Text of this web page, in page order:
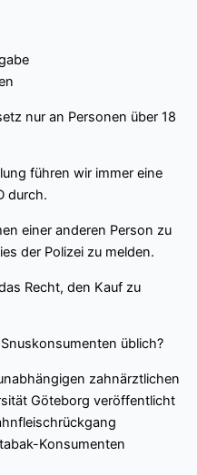
nur an Personen über 18
führen wir immer eine
durch.
einer anderen Person zu
der Polizei zu melden.
Recht, den Kauf zu
üblich?
zahnärztlichen
Göteborg veröffentlicht
Konsumenten